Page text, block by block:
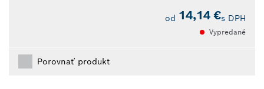
od 14,14 €s DPH
Vypredané
Porovnať produkt